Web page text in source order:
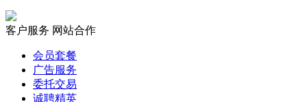
客户服务 网站合作
会员套餐
广告服务
委托交易
诚聘精英